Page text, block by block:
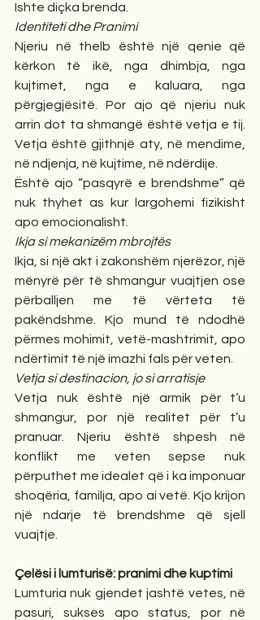
Ishte diçka brenda.
Identiteti dhe Pranimi
Njeriu në thelb është një qenie që
kërkon të ikë, nga dhimbja, nga
kujtimet, nga e kaluara, nga
përgjegjësitë. Por ajo që njeriu nuk
arrin dot ta shmangë është vetja e tij.
Vetja është gjithnjë aty, në mendime,
në ndjenja, në kujtime, në ndërdije.
Është ajo “pasqyrë e brendshme” që
nuk thyhet as kur largohemi fizikisht
apo emocionalisht.
Ikja si mekanizëm mbrojtës
Ikja, si një akt i zakonshëm njerëzor, një
mënyrë për të shmangur vuajtjen ose
përballjen me të vërteta të
pakëndshme. Kjo mund të ndodhë
përmes mohimit, vetë-mashtrimit, apo
ndërtimit të një imazhi fals për veten.
Vetja si destinacion, jo si arratisje
Vetja nuk është një armik për t’u
shmangur, por një realitet për t’u
pranuar. Njeriu është shpesh në
konflikt me veten sepse nuk
përputhet me idealet që i ka imponuar
shoqëria, familja, apo ai vetë. Kjo krijon
një ndarje të brendshme që sjell
vuajtje.
Çelësi i lumturisë: pranimi dhe kuptimi
Lumturia nuk gjendet jashtë vetes, në
pasuri, sukses apo status, por në